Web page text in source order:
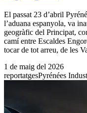
El passat 23 d’abril
l’aduana espanyola, va
geogràfic del Principat,
camí entre Escaldes
tocar de tot arreu, de les
1 de maig del 2026
reportatgesPyrénées